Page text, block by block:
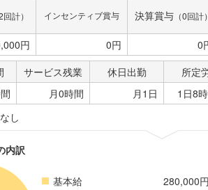
回計） インセンティブ賞与 決算賞与（0回計）
円
0円 0
サービス残業 休日出勤
所定
月0時間 月1日 1日8
なし
内訳
基本給
280,000円